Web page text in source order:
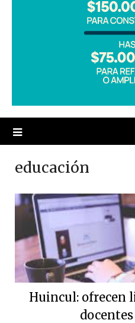
educación
Huincul: ofrecen